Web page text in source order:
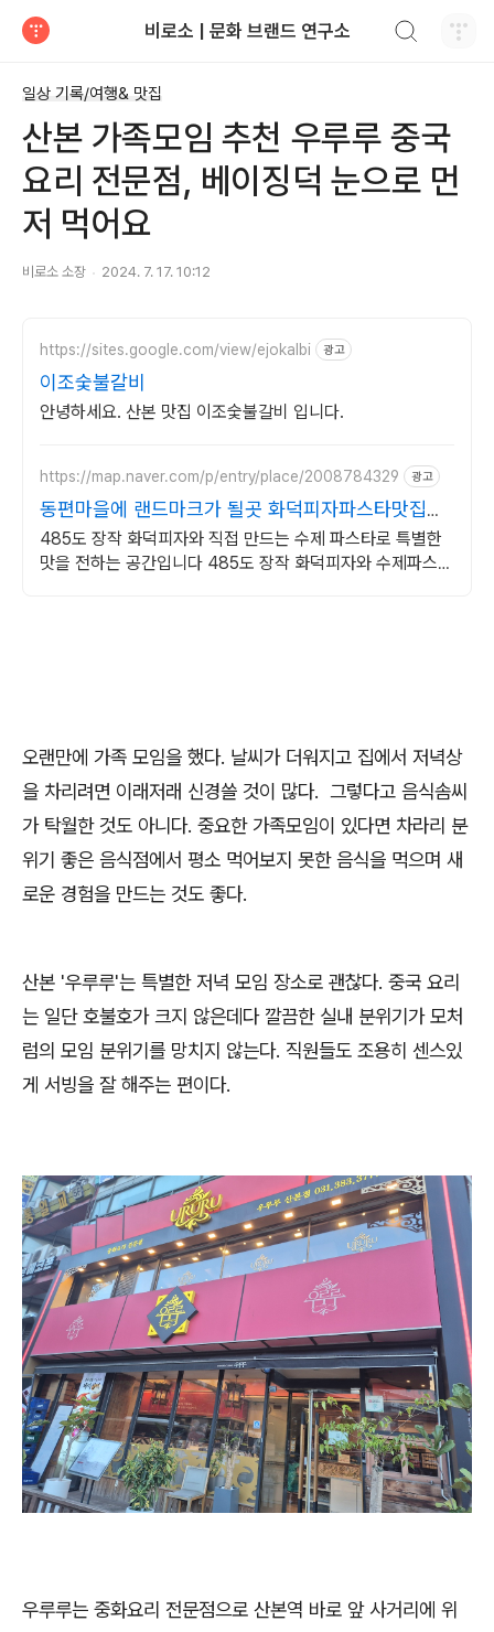
비로소 | 문화 브랜드 연구소
일상 기록/여행& 맛집
산본 가족모임 추천 우루루 중국
요리 전문점, 베이징덕 눈으로 먼
저 먹어요
비로소 소장 2024. 7. 17. 10:12
https://sites.google.com/view/ejokalbi 광고
이조숯불갈비
안녕하세요. 산본 맛집 이조숯불갈비 입니다.
https://map.naver.com/p/entry/place/2008784329 광고
동편마을에 랜드마크가 될곳 화덕피자파스타맛집단
체룸환비
485도 장작 화덕피자와 직접 만드는 수제 파스타로 특별한
맛을 전하는 공간입니다 485도 장작 화덕피자와 수제파스타
오랜만에 가족 모임을 했다. 날씨가 더워지고 집에서 저녁상
을 차리려면 이래저래 신경쓸 것이 많다. 그렇다고 음식솜씨
가 탁월한 것도 아니다. 중요한 가족모임이 있다면 차라리 분
위기 좋은 음식점에서 평소 먹어보지 못한 음식을 먹으며 새
로운 경험을 만드는 것도 좋다.
산본 '우루루'는 특별한 저녁 모임 장소로 괜찮다. 중국 요리
는 일단 호불호가 크지 않은데다 깔끔한 실내 분위기가 모처
럼의 모임 분위기를 망치지 않는다. 직원들도 조용히 센스있
게 서빙을 잘 해주는 편이다.
우루루는 중화요리 전문점으로 산본역 바로 앞 사거리에 위